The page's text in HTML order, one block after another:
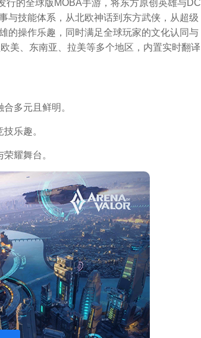
行的全球版MOBA手游，将东方原创英雄与DC
与技能体系，从北欧神话到东方武侠，从超级
的操作乐趣，同时满足全球玩家的文化认同与
美、东南亚、拉美等多个地区，内置实时翻译
多元且鲜明。
乐趣。
耀舞台。